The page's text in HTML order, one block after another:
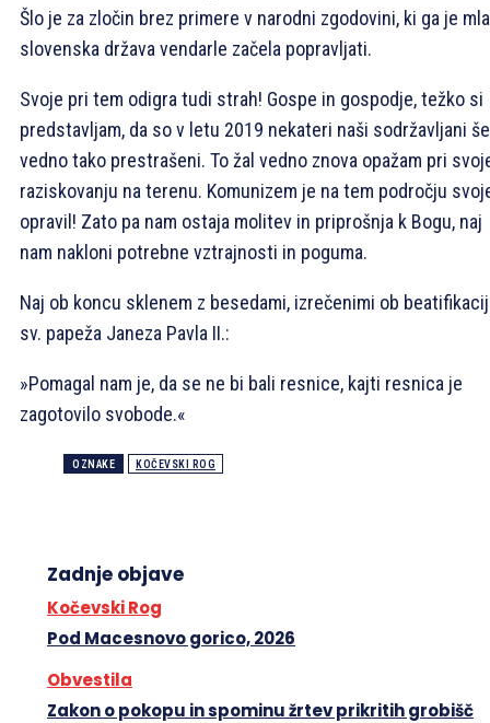
Šlo je za zločin brez primere v narodni zgodovini, ki ga je
slovenska država vendarle začela popravljati.
Svoje pri tem odigra tudi strah! Gospe in gospodje, težko si
predstavljam, da so v letu 2019 nekateri naši sodržavljani še
vedno tako prestrašeni. To žal vedno znova opažam pri
raziskovanju na terenu. Komunizem je na tem področju
opravil! Zato pa nam ostaja molitev in priprošnja k Bogu, naj
nam nakloni potrebne vztrajnosti in poguma.
Naj ob koncu sklenem z besedami, izrečenimi ob
sv. papeža Janeza Pavla II.:
»Pomagal nam je, da se ne bi bali resnice, kajti resnica je
zagotovilo svobode.«
OZNAKE KOČEVSKI ROG
Zadnje objave
Kočevski Rog
Pod Macesnovo gorico, 2026
Obvestila
Zakon o pokopu in spominu žrtev prikritih grobišč